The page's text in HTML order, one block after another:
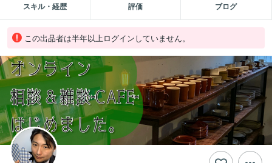
スキル・経歴 評価 ブログ
この出品者は半年以上ログインしていません。